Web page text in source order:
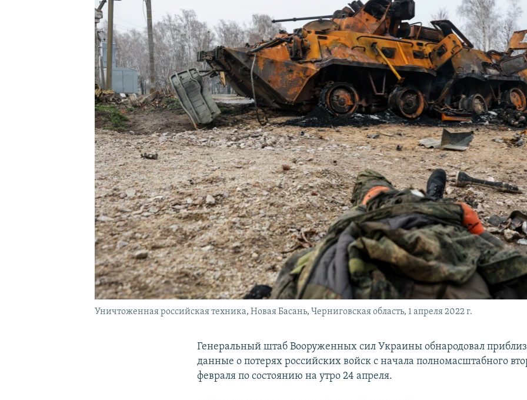
КРЫМ.НЕПОКОРЕННЫЙ
УКРАИНСКАЯ ПРОБЛЕМА КРЫМА
Уничтоженная российская техника, Новая Басань, Черниговская область, 1 апреля 2022 г.
Генеральный штаб Вооруженных сил Украины обнародовал
данные о потерях российских войск с начала полномасштабного
февраля по состоянию на утро 24 апреля.